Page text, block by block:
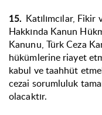
15. Katılımcılar, Fikir
Hakkında Kanun
Kanunu, Türk Ceza
hükümlerine riayet
kabul ve taahhüt
cezai sorumluluk
olacaktır.